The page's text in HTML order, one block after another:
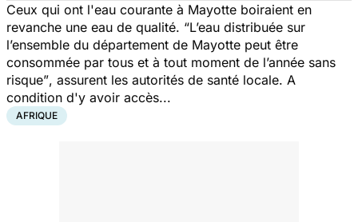
Ceux qui ont l'eau courante à Mayotte boiraient en
revanche une eau de qualité. “L’eau distribuée sur
l’ensemble du département de Mayotte peut être
consommée par tous et à tout moment de l’année sans
risque”, assurent les autorités de santé locale. A
condition d'y avoir accès...
AFRIQUE